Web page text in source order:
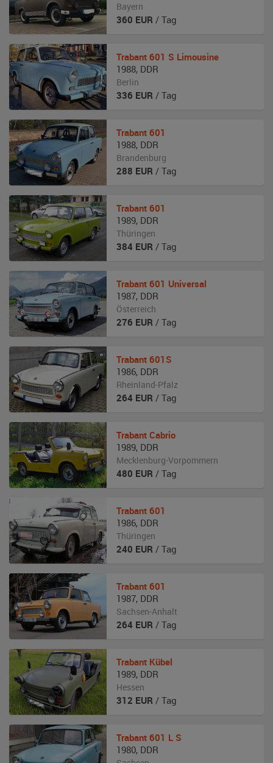
Bayern
360 EUR / Tag
Trabant 601 S Limousine
1988, DDR
Berlin
336 EUR / Tag
Trabant 601
1988, DDR
Brandenburg
288 EUR / Tag
Trabant 601
1989, DDR
Thüringen
384 EUR / Tag
Trabant 601 Universal
1987, DDR
Österreich
276 EUR / Tag
Trabant 601S
1986, DDR
Rheinland-Pfalz
264 EUR / Tag
Trabant Cabrio
1989, DDR
Mecklenburg-Vorpommern
480 EUR / Tag
Trabant 601
1986, DDR
Thüringen
240 EUR / Tag
Trabant 601
1987, DDR
Sachsen-Anhalt
264 EUR / Tag
Trabant Kübel
1989, DDR
Hessen
312 EUR / Tag
Trabant 601 L S
1980, DDR